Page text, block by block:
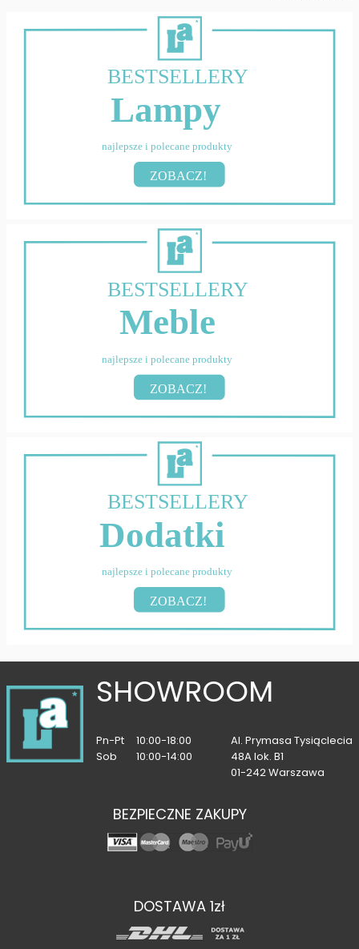
BESTSELLERY
Lampy
najlepsze i polecane produkty
ZOBACZ!
BESTSELLERY
Meble
najlepsze i polecane produkty
ZOBACZ!
BESTSELLERY
Dodatki
najlepsze i polecane produkty
ZOBACZ!
SHOWROOM
Pn-Pt
10:00-18:00
Sob
10:00-14:00
Al. Prymasa Tysiąclecia
48A lok. B1
01-242 Warszawa
BEZPIECZNE ZAKUPY
DOSTAWA 1zł